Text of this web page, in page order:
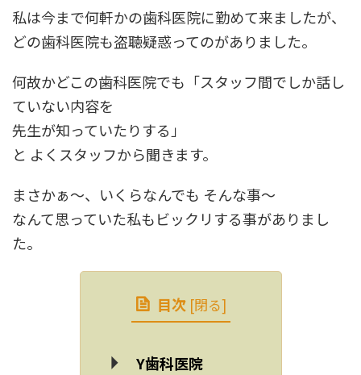
私は今まで何軒かの歯科医院に勤めて来ましたが、
どの歯科医院も盗聴疑惑ってのがありました。
何故かどこの歯科医院でも「スタッフ間でしか話し
ていない内容を
先生が知っていたりする」
と よくスタッフから聞きます。
まさかぁ～、いくらなんでも そんな事～
なんて思っていた私もビックリする事がありまし
た。
目次 [閉る]
Y歯科医院